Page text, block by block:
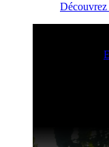
Découvrez